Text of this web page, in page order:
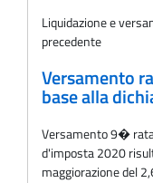
Liquidazione e
precedente
Versamento
base alla
Versamento 9�
d'imposta 2020
maggiorazione del